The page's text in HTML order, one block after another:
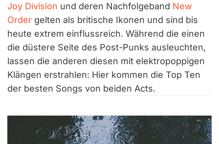
Joy Division und deren Nachfolgeband New
Order gelten als britische Ikonen und sind bis
heute extrem einflussreich. Während die einen
die düstere Seite des Post-Punks ausleuchten,
lassen die anderen diesen mit elektropoppigen
Klängen erstrahlen: Hier kommen die Top Ten
der besten Songs von beiden Acts.